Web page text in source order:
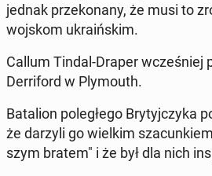
jednak prze­ko­na­ny, że musi to
wojskom ukra­iń­skim.
Callum Tindal-Draper wcze­śniej
Der­ri­ford w Ply­mo­uth.
Ba­ta­lion po­le­głe­go Bry­tyj­czy­ka
że darzyli go wielkim
szym bratem" i że był dla nich